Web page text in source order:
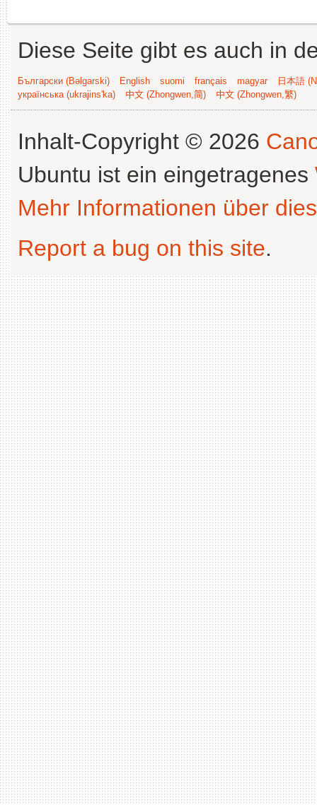
Diese Seite gibt es auch in
Български (Bəlgarski) English suomi français magyar
日本語
українська (ukrajins'ka)
中文 (Zhongwen,简) 中文 (Zhongwen,繁)
Inhalt-Copyright © 2026
Ubuntu ist ein eingetragenes
Mehr Informationen über
Report a bug on this site.